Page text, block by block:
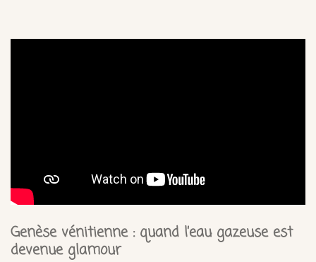
Genèse vénitienne : quand l’eau gazeuse est
devenue glamour